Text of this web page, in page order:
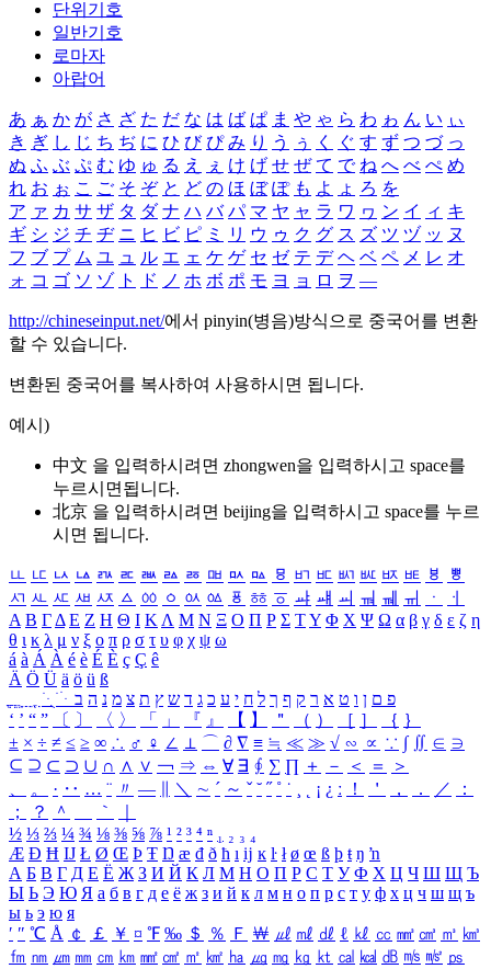
단위기호
일반기호
로마자
아랍어
あ ぁ か が さ ざ た だ な は ば ぱ ま や ゃ ら わ ゎ ん い ぃ
き ぎ し じ ち ぢ に ひ び ぴ み り う ぅ く ぐ す ず つ づ っ
ぬ ふ ぶ ぷ む ゆ ゅ る え ぇ け げ せ ぜ て で ね へ べ ぺ め
れ お ぉ こ ご そ ぞ と ど の ほ ぼ ぽ も よ ょ ろ を
ア ァ カ サ ザ タ ダ ナ ハ バ パ マ ヤ ャ ラ ワ ヮ ン イ ィ キ
ギ シ ジ チ ヂ ニ ヒ ビ ピ ミ リ ウ ゥ ク グ ス ズ ツ ヅ ッ ヌ
フ ブ プ ム ユ ュ ル エ ェ ケ ゲ セ ゼ テ デ ヘ ベ ペ メ レ オ
ォ コ ゴ ソ ゾ ト ド ノ ホ ボ ポ モ ヨ ョ ロ ヲ ―
http://chineseinput.net/에서 pinyin(병음)방식으로 중국어를 변환
할 수 있습니다.
변환된 중국어를 복사하여 사용하시면 됩니다.
예시)
中文 을 입력하시려면 zhongwen을 입력하시고 space를
누르시면됩니다.
北京 을 입력하시려면 beijing을 입력하시고 space를 누르
시면 됩니다.
ㅥ ㅦ ㅧ ㅨ ㅩ ㅪ ㅫ ㅬ ㅭ ㅮ ㅯ ㅰ ㅱ ㅲ ㅳ ㅴ ㅵ ㅶ ㅷ ㅸ
ㅹ
ㅺ ㅻ ㅼ ㅽ ㅾ ㅿ ㆀ ㆁ ㆂ ㆃ ㆄ ㆅ ㆆ ㆇ ㆈ ㆉ ㆊ ㆋ ㆌ ㆍ
ㆎ
Α Β ΓΔ Ε Ζ Η Θ Ι ΚΛ Μ Ν Ξ Ο Π Ρ Σ ΤΥ Φ Χ Ψ Ω α β γ δ ε ζ η
θ ι κ λ μ ν ξ ο π ρ σ τ υ φ χ ψ ω
á à Á À é è É È ç Ç ê
Ä Ö Ü ä ö ü ß
ִֶֹ ֻּ ׁׂ פ ם ן ו ט א ר ק ף ך ל ח י ע כ ג ד ש ץ ת צ מ נ ה ב
‘ ’ “ ” 〔 〕 〈 〉 「 」 『 』 【 】 ＂ （ ） ［ ］ ｛ ｝
± × ÷ ≠ ≤ ≥ ∞ ∴ ♂ ♀ ∠ ⊥ ⌒ ∂ ∇ ≡ ≒ ≪ ≫ √ ∽ ∝ ∵ ∫ ∬ ∈ ∋
⊆ ⊇ ⊂ ⊃ ∪ ∩ ∧ ∨ ￢ ⇒ ⇔ ∀ ∃ ∮ ∑ ∏ ＋ － ＜ ＝
＞
、
。 · ‥ … ¨ 〃 ― ＼ ∼ ´ ～ ˇ ˘ ˝ ˚ ˙ ¸ ¡ ¿ ː ！ ＇ ， ． ／
：
；
？ ＾ ｀
½ ⅓ ⅔ ¼ ¾ ⅛ ⅜ ⅝ ⅞ ¹ ² ³ ⁴ ⁿ ₁ ₂ ₃ ₄
Æ Ð Ħ Ĳ Ł Ø Œ Þ Ŧ Ŋ æ đ ð ħ ı ĳ ĸ ŀ ł ø œ ß þ ŧ ŋ ŉ
А Б В Г Д Е Ё Ж З И Й К Л М Н О П Р С Т У Ф Х Ц Ч Ш Щ Ъ
Ы Ь Э Ю Я а б в г д е ё ж з и й к л м н о п р с т у ф х ц ч ш щ ъ
ы ь э ю я
′ ″ ℃ Å ￠ ￡ ￥ ¤ ℉ ‰ ＄ ％ Ｆ ￦ ㎕ ㎖ ㎗ ℓ ㎘ ㏄ ㎣ ㎤ ㎥ ㎦
㎙ ㎚ ㎛ ㎜ ㎝ ㎞ ㎟ ㎠ ㎡ ㎢ ㏊ ㎍ ㎎ ㎏ ㏏ ㎈ ㎉ ㏈ ㎧ ㎨ ㎰